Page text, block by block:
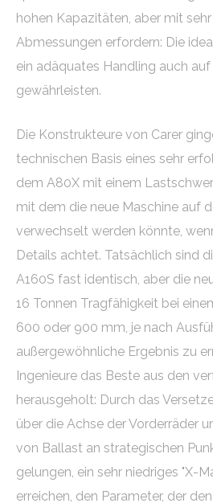
hohen Kapazitäten, aber mit
Abmessungen erfordern: Die
ein adäquates Handling auch
gewährleisten.
Die Konstrukteure von Carer
technischen Basis eines sehr
dem A80X mit einem
mit dem die neue Maschine auf
verwechselt werden könnte,
Details achtet. Tatsächlich sind
A160S fast identisch, aber die
16 Tonnen Tragfähigkeit bei
600 oder 900 mm, je nach
außergewöhnliche Ergebnis zu
Ingenieure das Beste aus den
herausgeholt: Durch das
über die Achse der Vorderräder
von Ballast an strategischen
gelungen, ein sehr niedriges "X-
erreichen, den Parameter, der